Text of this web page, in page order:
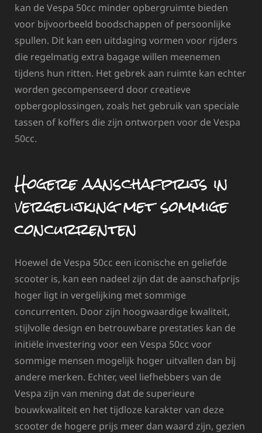
kan de Vespa 50cc minder opbergruimte bieden
voor bijvoorbeeld boodschappen of persoonlijke
spullen. Dit kan een uitdaging vormen voor rijders
die regelmatig extra bagage willen meenemen
tijdens hun ritten. Het gebrek aan ruimte kan echter
worden gecompenseerd door creatieve
opbergoplossingen, zoals het gebruik van speciale
tassen of koffers die zijn ontworpen voor de Vespa
50cc.
Hogere aanschafprijs in
vergelijking met sommige
concurrenten
Hoewel de Vespa 50cc een iconische en geliefde
scooter is, kan een nadeel zijn dat de aanschafprijs
hoger ligt in vergelijking met sommige
concurrenten. Door zijn hoogwaardige kwaliteit,
stijlvolle design en betrouwbare prestaties kan de
initiële investering voor een Vespa 50cc voor
sommige mensen mogelijk hoger uitvallen dan bij
andere merken. Echter, veel liefhebbers van de
Vespa zijn van mening dat de superieure
bouwkwaliteit en het tijdloze karakter van deze
scooter de hogere prijs meer dan waard zijn, gezien